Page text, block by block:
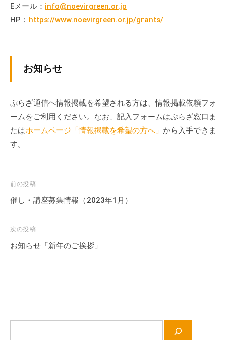
Eメール： info@noevirgreen.or.jp
HP： https://www.noevirgreen.or.jp/grants/
お知らせ
ぷらざ通信へ情報掲載を希望される方は、情報掲載依頼フォ
ームをご利用ください。なお、記入フォームはぷらざ窓口ま
たはホームページ「情報掲載を希望の方へ」 から入手できま
す。
投
稿
ビ
ゲ
ョ
前の投稿
催し・講座募集情報（2023年1月）
次の投稿
お知らせ「新年のご挨拶」